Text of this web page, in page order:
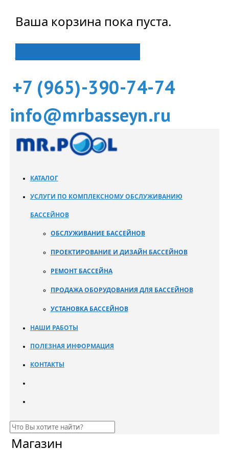
Ваша корзина пока пуста.
+7 (965)-390-74-74
info@mrbasseyn.ru
КАТАЛОГ
УСЛУГИ ПО КОМПЛЕКСНОМУ ОБСЛУЖИВАНИЮ
БАССЕЙНОВ
ОБСЛУЖИВАНИЕ БАССЕЙНОВ
ПРОЕКТИРОВАНИЕ И ДИЗАЙН БАССЕЙНОВ
РЕМОНТ БАССЕЙНА
ПРОДАЖА ОБОРУДОВАНИЯ ДЛЯ БАССЕЙНОВ
УСТАНОВКА БАССЕЙНОВ
НАШИ РАБОТЫ
ПОЛЕЗНАЯ ИНФОРМАЦИЯ
КОНТАКТЫ
Магазин